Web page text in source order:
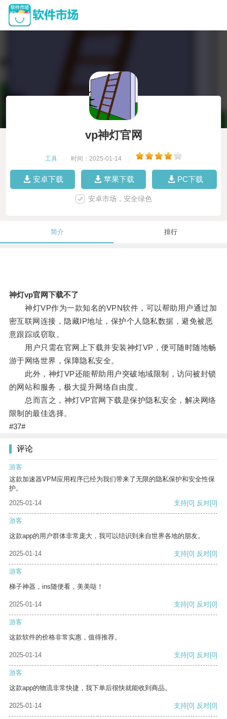
vp神灯官网
工具 时间：2025-01-14
安卓下载 苹果下载 PC下载
安卓市场，安全绿色
简介 排行
神灯vp官网下载不了
神灯VP作为一款知名的VPN软件，可以帮助用户通过加
密互联网连接，隐藏IP地址，保护个人隐私数据，避免被恶
意跟踪或窃取。
用户只需在官网上下载并安装神灯VP，便可随时随地畅
游于网络世界，保障隐私安全。
此外，神灯VP还能帮助用户突破地域限制，访问被封锁
的网站和服务，极大提升网络自由度。
总而言之，神灯VP官网下载是保护隐私安全，解决网络
限制的最佳选择。
#37#
评论
游客
这款加速器VPM应用程序已经为我们带来了无限的隐私保护和安全性保
护。
2025-01-14
支持[0] 反对[0]
游客
这款app的用户群体非常庞大，我可以结识到来自世界各地的朋友。
2025-01-14 支持[0] 反对[0]
游客
梯子神器，ins随便看，美美哒！
2025-01-14 支持[0] 反对[0]
游客
这款软件的价格非常实惠，值得推荐。
2025-01-14 支持[0] 反对[0]
游客
这款app的物流非常快捷，我下单后很快就能收到商品。
2025-01-14 支持[0] 反对[0]